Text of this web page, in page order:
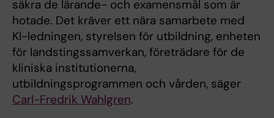
säkra de lärande- och examensmål som är
hotade. Det kräver ett nära samarbete med
KI-ledningen, styrelsen för utbildning, enheten
för landstingssamverkan, företrädare för de
kliniska institutionerna,
utbildningsprogrammen och vården, säger
Carl-Fredrik Wahlgren.